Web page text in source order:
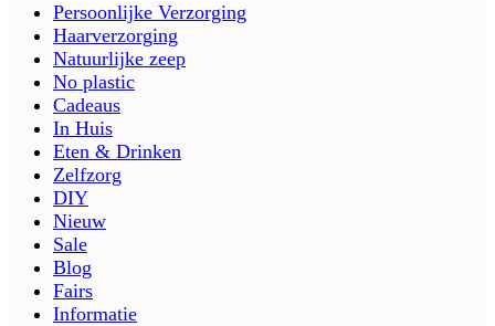
Persoonlijke Verzorging
Haarverzorging
Natuurlijke zeep
No plastic
Cadeaus
In Huis
Eten & Drinken
Zelfzorg
DIY
Nieuw
Sale
Blog
Fairs
Informatie